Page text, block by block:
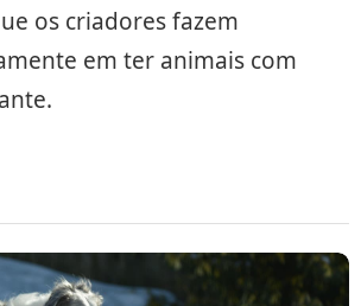
os criadores fazem
em ter animais com